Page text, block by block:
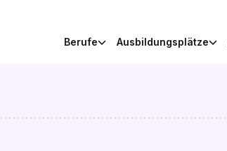
Berufe Ausbildungsplätze